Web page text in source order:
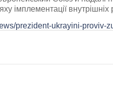
імплементації
prezident-ukrayini-proviv-